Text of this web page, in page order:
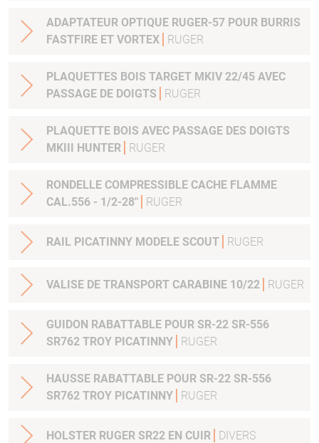
ADAPTATEUR OPTIQUE RUGER-57 POUR BURRIS
FASTFIRE ET VORTEX
RUGER
PLAQUETTES BOIS TARGET MKIV 22/45 AVEC
PASSAGE DE DOIGTS
RUGER
PLAQUETTE BOIS AVEC PASSAGE DES DOIGTS
MKIII HUNTER
RUGER
RONDELLE COMPRESSIBLE CACHE FLAMME
CAL.556 - 1/2-28"
RUGER
RAIL PICATINNY MODELE SCOUT RUGER
VALISE DE TRANSPORT CARABINE 10/22 RUGER
GUIDON RABATTABLE POUR SR-22 SR-556
SR762 TROY PICATINNY
RUGER
HAUSSE RABATTABLE POUR SR-22 SR-556
SR762 TROY PICATINNY
RUGER
HOLSTER RUGER SR22 EN CUIR DIVERS